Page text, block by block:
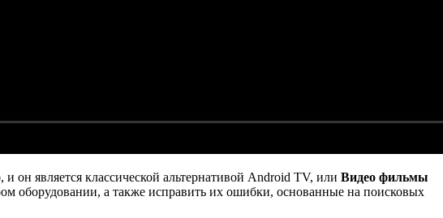
он является классической альтернативой Android TV, или Видео фильмы
оборудовании, а также исправить их ошибки, основанные на поисковых